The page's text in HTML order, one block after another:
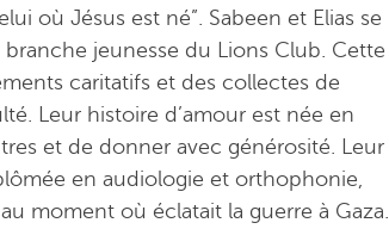
où Jésus est né”. Sabeen et Elias se
jeunesse du Lions Club. Cette
caritatifs et des collectes de
Leur histoire d’amour est née en
et de donner avec générosité. Leur
en audiologie et orthophonie,
moment où éclatait la guerre à Gaza.